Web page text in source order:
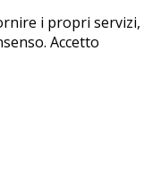
i propri servizi,
Accetto